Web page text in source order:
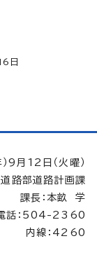
日
9月12日（火曜）
路部道路計画課
課長：本畝 学
話：504-2360
内線：4260